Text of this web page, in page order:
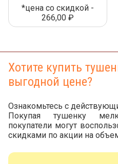
*цена со скидкой -
266,00 ₽
Хотите купить
выгодной цене?
Ознакомьтесь с
Покупая тушенку
покупатели могут
скидками по акции на